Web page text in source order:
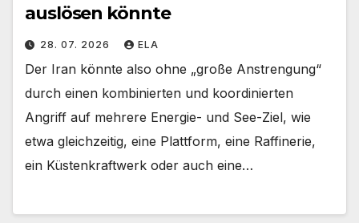
auslösen könnte
28. 07. 2026 ELA
Der Iran könnte also ohne „große Anstrengung“
durch einen kombinierten und koordinierten
Angriff auf mehrere Energie- und See-Ziel, wie
etwa gleichzeitig, eine Plattform, eine Raffinerie,
ein Küstenkraftwerk oder auch eine…